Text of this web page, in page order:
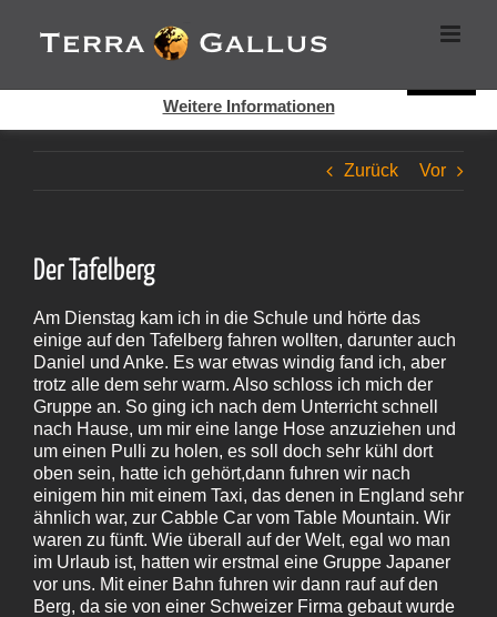
Inhalt
springen
Zurück Vor
Der Tafelberg
Am Dienstag kam ich in die Schule und hörte das
einige auf den Tafelberg fahren wollten, darunter auch
Daniel und Anke. Es war etwas windig fand ich, aber
trotz alle dem sehr warm. Also schloss ich mich der
Gruppe an. So ging ich nach dem Unterricht schnell
nach Hause, um mir eine lange Hose anzuziehen und
um einen Pulli zu holen, es soll doch sehr kühl dort
oben sein, hatte ich gehört,dann fuhren wir nach
einigem hin mit einem Taxi, das denen in England sehr
ähnlich war, zur Cabble Car vom Table Mountain. Wir
waren zu fünft. Wie überall auf der Welt, egal wo man
im Urlaub ist, hatten wir erstmal eine Gruppe Japaner
vor uns. Mit einer Bahn fuhren wir dann rauf auf den
Berg, da sie von einer Schweizer Firma gebaut wurde
Cookies helfen auf auf dieser Seite bei der Bereitstellung der
Dienste. Durch die Nutzung dieser Webseite erklären Sie sich
Weitere Informationen